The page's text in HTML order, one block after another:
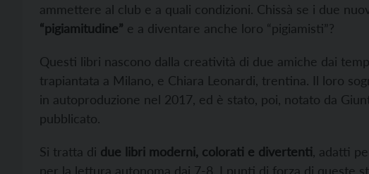
ammettere al club e a quali condizioni. Chissà se i due
“pigiamitudine” e a diventare anche loro “pigiamisti”?
Questi libri nascono dalla creatività di due amiche dai
trapiantata a Milano, e Chiara Leonardi, trentina. Il loro
in autoproduzione nel 2017, ed è stato, poi, notato da
pubblicato.
Si tratta di due libri moderni, colorati e divertenti , adatti
per la lettura autonoma dai 7-8. I punti di forza di queste